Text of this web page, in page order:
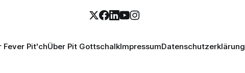
Fever Pit'chÜber Pit GottschalkImpressumDatenschutzerklärung